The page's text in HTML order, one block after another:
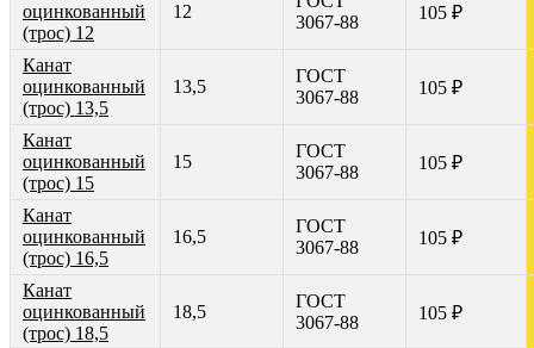
оцинкованный
(трос) 12
12
3067-88
105 ₽
Канат
оцинкованный
(трос) 13,5
13,5
ГОСТ
3067-88
105 ₽
Канат
оцинкованный
(трос) 15
15
ГОСТ
3067-88
105 ₽
Канат
оцинкованный
(трос) 16,5
16,5
ГОСТ
3067-88
105 ₽
Канат
оцинкованный
(трос) 18,5
18,5
ГОСТ
3067-88
105 ₽